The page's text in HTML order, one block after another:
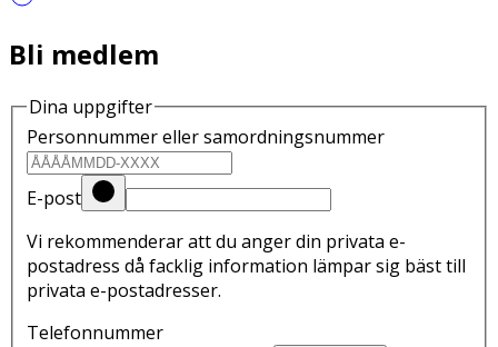
Bli medlem
Dina uppgifter
Personnummer eller samordningsnummer
E-post
Vi rekommenderar att du anger din privata e-
postadress då facklig information lämpar sig bäst till
privata e-postadresser.
Telefonnummer